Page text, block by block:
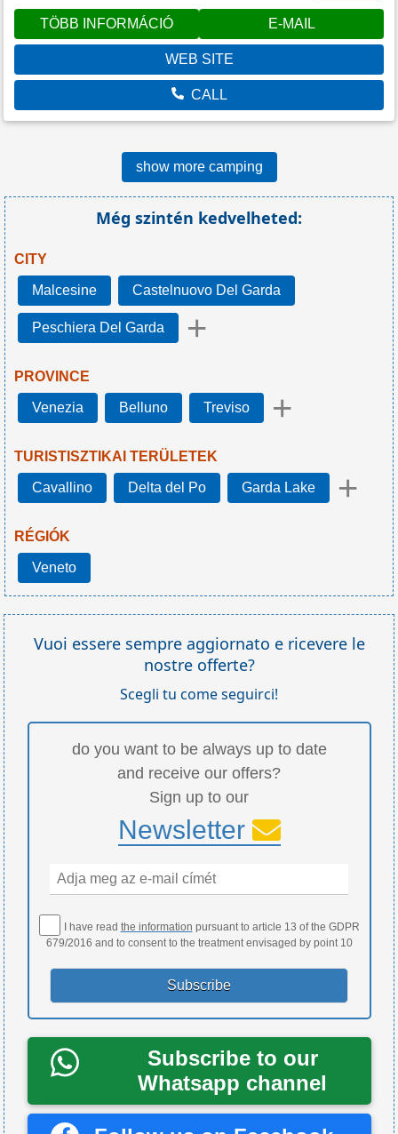
TÖBB INFORMÁCIÓ E-MAIL
WEB SITE
CALL
show more camping
Még szintén kedvelheted:
CITY
Malcesine Castelnuovo Del Garda
Peschiera Del Garda +
PROVINCE
Venezia Belluno Treviso +
TURISTISZTIKAI TERÜLETEK
Cavallino Delta del Po Garda Lake +
RÉGIÓK
Veneto
Vuoi essere sempre aggiornato e ricevere le
nostre offerte?
Scegli tu come seguirci!
do you want to be always up to date
and receive our offers?
Sign up to our
Newsletter
I have read the information pursuant to article 13 of the GDPR
679/2016 and to consent to the treatment envisaged by point 10
Subscribe to our
Whatsapp channel